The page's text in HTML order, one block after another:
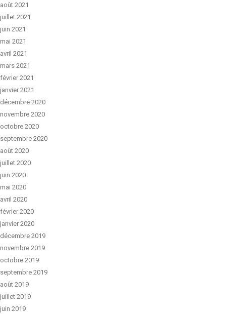
août 2021
juillet 2021
juin 2021
mai 2021
avril 2021
mars 2021
février 2021
janvier 2021
décembre 2020
novembre 2020
octobre 2020
septembre 2020
août 2020
juillet 2020
juin 2020
mai 2020
avril 2020
février 2020
janvier 2020
décembre 2019
novembre 2019
octobre 2019
septembre 2019
août 2019
juillet 2019
juin 2019